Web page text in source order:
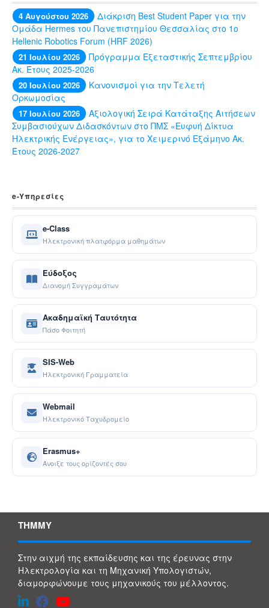
4 Αυγούστου 2026
Διάκριση Best Student Paper για την
Ομάδα Hermes του Πανεπιστημίου Θεσσαλίας στο 1ο
Hellenic Robotics Forum (HRF 2026)
21 Ιουλίου 2026
Πρόγραμμα Εξεταστικής Σεπτεμβρίου
Ακ. Έτους 2025-2026
20 Ιουλίου 2026
Κανονισμοί για την Τελετή
Ορκωμοσίας
17 Ιουλίου 2026
Αξιολογική Σειρά Κατάταξης Αιτήσεων
Συμβασιούχων Διδασκόντων στο ΠΜΣ «Ευφυή Δίκτυα
Ηλεκτρικής Ενέργειας», για το Χειμερινό Εξάμηνο Ακ.
Έτους 2026-2027
e-Yπηρεσίες
e-Class
Ηλεκτρονική πλατφόρμα μαθημάτων
Εύδοξος
Διανομή Συγγραμάτων
Ακαδημαϊκή Ταυτότητα
Πάσο Φοιτητή
SIS-Web
Ηλεκτρονική Γραμματεία
Webmail
Ηλεκτρονικό Ταχυδρομείο
Erasmus+
Άνοιξε τους ορίζοντές σου
ΤΗΜΜΥ
Στην αιχμή της εκπαίδευσης και της έρευνας στην
Ηλεκτρολογία και τη Μηχανική Υπολογιστών,
διαμορφώνουμε τους μηχανικούς του μέλλοντος.